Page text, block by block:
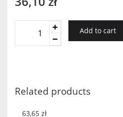
quantity
Add to cart
Related products
63,65 zł